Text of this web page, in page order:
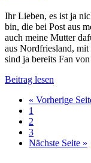
Ihr Lieben, es ist ja
bin, die bei Post aus
auch meine Mutter
aus Nordfriesland,
sind ja bereits Fan
Beitrag lesen
« Vorherige
1
2
3
Nächste Seite »